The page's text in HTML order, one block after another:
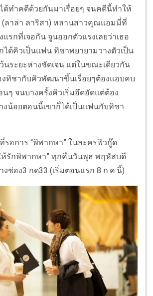
ด้ทำคดีด้วยกันมาเรื่อยๆ จนคดีนี้ทำให้
(ลาล่า ลาริสา) หลานสาวคุณแอมมี่ที่
รกที่เจอกัน จูนออกตัวแรงเลยว่าเธอ
ด้คิวเป็นแฟน ทิชาพยายามวางตัวเป็น
นระยะห่างชัดเจน แต่ในขณะเดียวกัน
ทิชากับคิวพัฒนาขึ้นเรื่อยๆต้องแอบคบ
ๆ จนบางครั้งคิวเริ่มอึดอัดแต่ต้อง
งน้อยตอนนี้เขาก็ได้เป็นแฟนกับทิชา
รอการ “พิพากษา” ในละครฟิวกู๊ด
ให้รักพิพากษา” ทุกคืนวันพุธ พฤหัสบดี
งช่อง3 กด33 (เริ่มตอนแรก 8 ก.ค.นี้)